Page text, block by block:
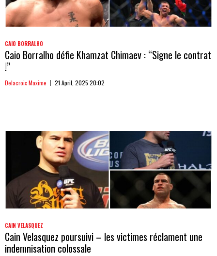
CAIO BORRALHO
Caio Borralho défie Khamzat Chimaev : “Signe le contrat
!”
Delacroix Maxime 21 April, 2025 20:02
CAIN VELASQUEZ
Cain Velasquez poursuivi – les victimes réclament une
indemnisation colossale